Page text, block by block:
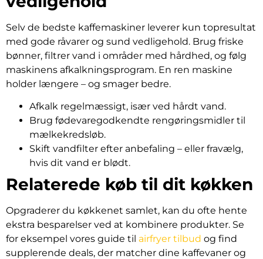
Selv de bedste kaffemaskiner leverer kun topresultat
med gode råvarer og sund vedligehold. Brug friske
bønner, filtrer vand i områder med hårdhed, og følg
maskinens afkalkningsprogram. En ren maskine
holder længere – og smager bedre.
Afkalk regelmæssigt, især ved hårdt vand.
Brug fødevaregodkendte rengøringsmidler til
mælkekredsløb.
Skift vandfilter efter anbefaling – eller fravælg,
hvis dit vand er blødt.
Relaterede køb til dit køkken
Opgraderer du køkkenet samlet, kan du ofte hente
ekstra besparelser ved at kombinere produkter. Se
for eksempel vores guide til airfryer tilbud og find
supplerende deals, der matcher dine kaffevaner og